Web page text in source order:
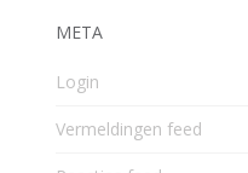
META
Login
Vermeldingen feed